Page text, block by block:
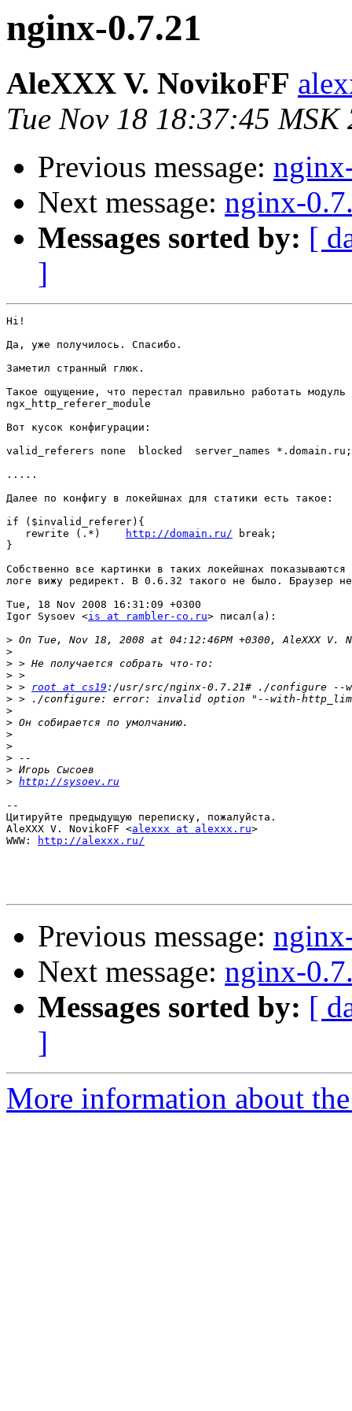
nginx-0.7.21
AleXXX V. NovikoFF
Tue Nov 18 18:37:45 MSK
Previous message:
Next message: nginx-
Messages sorted by: [
]
Hi!
Да, уже получилось. Спасибо.
Заметил странный глюк.
Такое ощущение, что перестал правильно работать модуль
ngx_http_referer_module
Вот кусок конфигурации:
valid_referers none  blocked  server_names *.domain.ru;
.....
Далее по конфигу в локейшнах для статики есть такое:
if ($invalid_referer){
   rewrite (.*)
http://domain.ru/ break;
}
Собственно все картинки в таких локейшнах
логе вижу редирект. В 0.6.32 такого не было. Браузер
Tue, 18 Nov 2008 16:31:09 +0300
Igor Sysoev <is at rambler-co.ru> писал(а):
>
>
>
>
> > root at cs19
>
>
>
>
>
>
>
> http://sysoev.ru
--
Цитируйте предыдущую переписку, пожалуйста.
AleXXX V. NovikoFF <alexxx at alexxx.ru>
WWW:
http://alexxx.ru/
Previous message:
Next message: nginx-
Messages sorted by: [
]
More information about